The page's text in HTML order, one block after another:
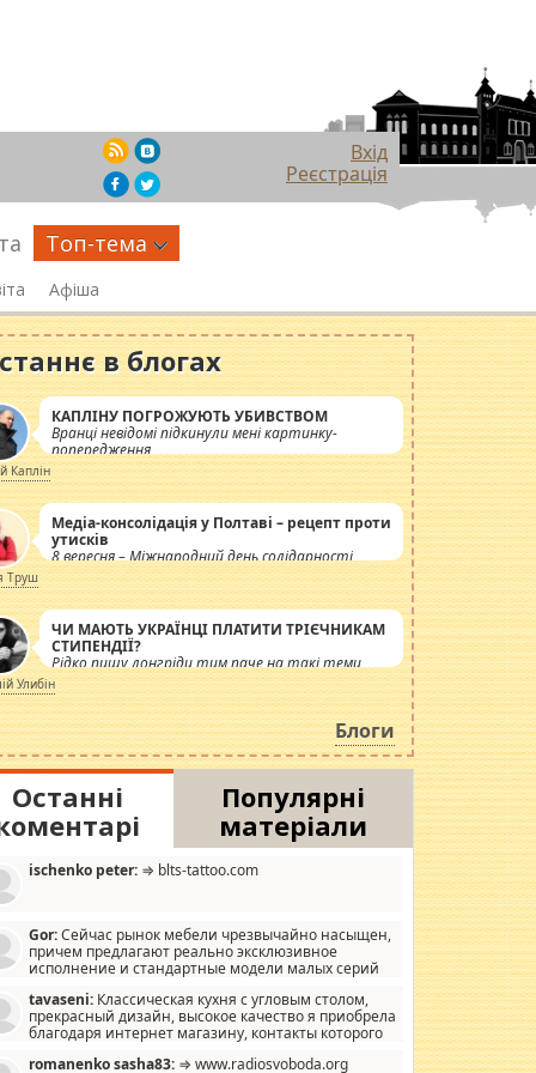
Вхід
Реєстрація
Топ-тема
Афіша
в блогах
КАПЛІНУ ПОГРОЖУЮТЬ УБИВСТВОМ
Вранці невідомі підкинули мені картинку-
попередження
Каплін
Медіа-консолідація у Полтаві – рецепт проти
утисків
8 вересня – Міжнародний день солідарності
журналістів.
Труш
ЧИ МАЮТЬ УКРАЇНЦІ ПЛАТИТИ ТРІЄЧНИКАМ
СТИПЕНДІЇ?
Рідко пишу лонгріди тим паче на такі теми,
але вже просто дістало! Обурюють сьогоднішні
інсенуації навколо стипендіального питання.
Штучно роздувається ще одна соціальна
катастрофа.
Улибін
Блоги
Останні
Популярні
матеріали
ischenko peter: ⇒ blts-tattoo.com
Gor:Сейчас рынок мебели чрезвычайно насыщен,
причем предлагают реально эксклюзивное
исполнение и стандартные модели малых серий
мало походит на стандартные формы, в MebelOk,
и что главное - со вкусом все в порядке,
ненужных наворотов удорожающих мебель, а это не
tavaseni: Классическая кухня с угловым столом,
прекрасный дизайн, высокое качество я приобрела
благодаря интернет магазину, контакты которого
romanenko sasha83: ⇒ www.radiosvoboda.org